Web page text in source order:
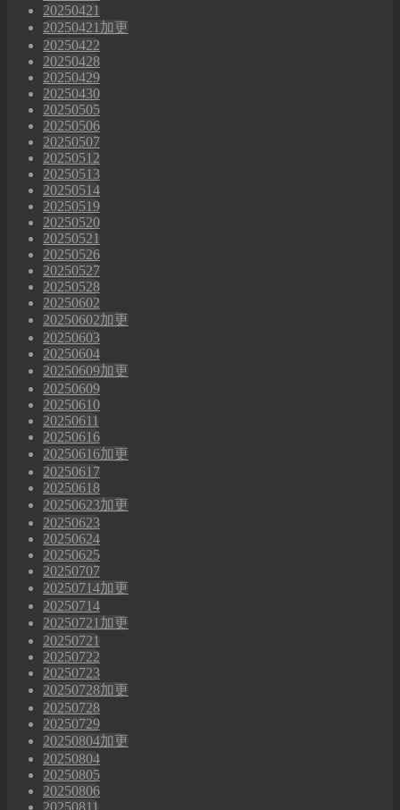
20250421
20250421加更
20250422
20250428
20250429
20250430
20250505
20250506
20250507
20250512
20250513
20250514
20250519
20250520
20250521
20250526
20250527
20250528
20250602
20250602加更
20250603
20250604
20250609加更
20250609
20250610
20250611
20250616
20250616加更
20250617
20250618
20250623加更
20250623
20250624
20250625
20250707
20250714加更
20250714
20250721加更
20250721
20250722
20250723
20250728加更
20250728
20250729
20250804加更
20250804
20250805
20250806
20250811